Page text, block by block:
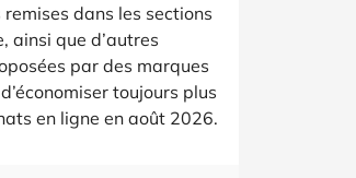
dans les sections
ainsi que d’autres
par des marques
toujours plus
en ligne en août 2026.